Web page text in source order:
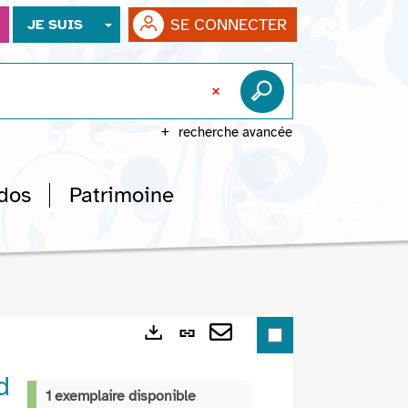
JE SUIS SE CONNECTER
recherche avancée
Patrimoine
Lien
1 exemplaire disponible